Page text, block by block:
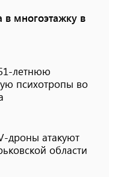
в многоэтажку в
летнюю
психотропы во
дроны атакуют
области